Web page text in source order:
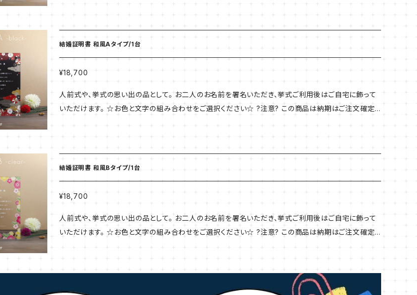
刷）
結婚証明書 和風Aタイプ/1台
¥18,700
人前式や、挙式の思い出の品として。 お二人のお名前を署名いただき、挙式ご利用後はご自宅に飾って
いただけます。 ☆お色と文字の組み合わせをご選択ください☆ ?注意? この商品は納期はご注文確定
ださいませ。 素 材：アクリル 厚 さ：６ｍｍ(３ｍｍ×２枚重ね) 付属品：スタンド金具（壁掛け不可）
印 刷：UV印刷（文字：白印刷 柄：カラー印刷）
結婚証明書 和風Bタイプ/1台
¥18,700
人前式や、挙式の思い出の品として。 お二人のお名前を署名いただき、挙式ご利用後はご自宅に飾って
いただけます。 ☆お色と文字の組み合わせをご選択ください☆ ?注意? この商品は納期はご注文確定
より2週間ほどかかります。 他の商品と同時にかごに入れてご注文いただきました場合、こちらの商品の
納期に合わせての発送となります。お急ぎの場合はご注意ください。 納期についてご了承の上ご注文く
ださいませ。 素 材：アクリル 厚 さ：６ｍｍ(３ｍｍ×２枚重ね) 付属品：スタンド金具（壁掛け不可）